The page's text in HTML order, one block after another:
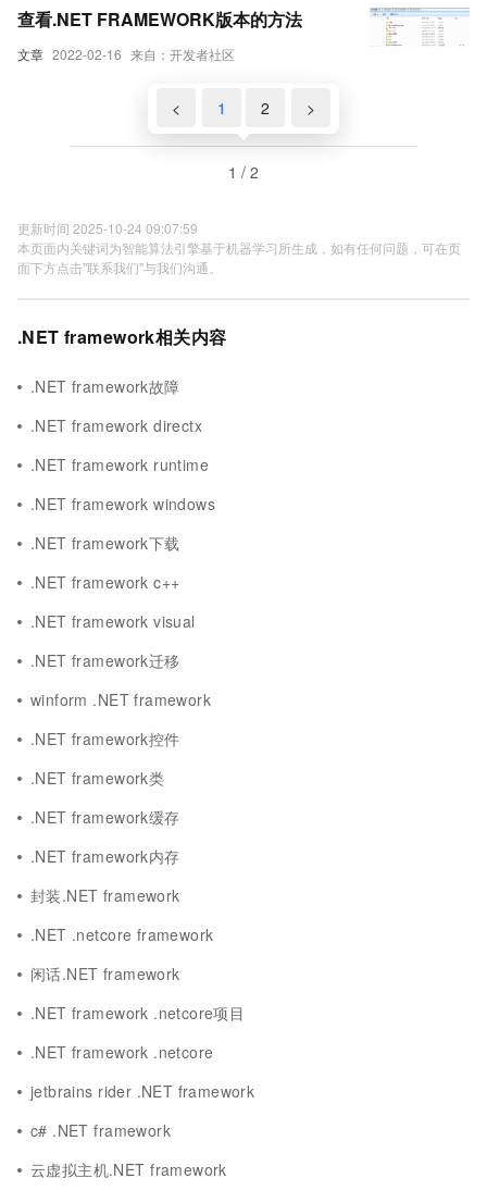
文章 2022-02-16 来自：开发者社区
查看.NET FRAMEWORK版本的方法
< 1 2 >
1 / 2
更新时间 2025-10-24 09:07:59
本页面内关键词为智能算法引擎基于机器学习所生成，如有任何问题，可在页
面下方点击"联系我们"与我们沟通。
.NET framework相关内容
.NET framework故障
.NET framework directx
.NET framework runtime
.NET framework windows
.NET framework下载
.NET framework c++
.NET framework visual
.NET framework迁移
winform .NET framework
.NET framework控件
.NET framework类
.NET framework缓存
.NET framework内存
封装.NET framework
.NET .netcore framework
闲话.NET framework
.NET framework .netcore项目
.NET framework .netcore
jetbrains rider .NET framework
c# .NET framework
云虚拟主机.NET framework